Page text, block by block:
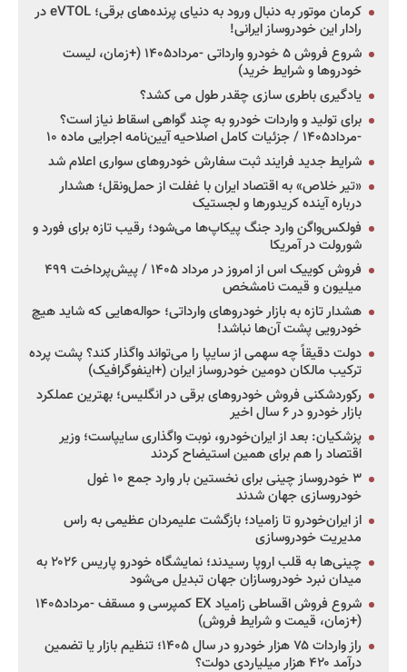
کرمان موتور به دنبال ورود به دنیای پرنده‌های برقی؛ eVTOL در
رادار این خودروساز ایرانی!
شروع فروش ۵ خودرو وارداتی -مرداد۱۴۰۵ (+زمان، لیست
خودروها و شرایط خرید)
یادگیری باطری سازی چقدر طول می کشد؟
برای تولید و واردات خودرو به چند گواهی اسقاط نیاز است؟
-مرداد۱۴۰۵ / جزئیات کامل اصلاحیه آیین‌نامه اجرایی ماده ۱۰
شرایط جدید فرایند ثبت سفارش خودروهای سواری اعلام شد
«تیر خلاص» به اقتصاد ایران با غفلت از حمل‌ونقل؛ هشدار
درباره آینده کریدورها و لجستیک
فولکس‌واگن وارد جنگ پیکاپ‌ها می‌شود؛ رقیب تازه برای فورد و
شورولت در آمریکا
فروش کوییک اس از امروز در مرداد ۱۴۰۵ / پیش‌پرداخت ۴۹۹
میلیون و قیمت نامشخص
هشدار تازه به بازار خودروهای وارداتی؛ حواله‌هایی که شاید هیچ
خودرویی پشت آن‌ها نباشد!
دولت دقیقاً چه سهمی از سایپا را می‌تواند واگذار کند؟ پشت پرده
ترکیب مالکان دومین خودروساز ایران (+اینفوگرافیک)
رکوردشکنی فروش خودروهای برقی در انگلیس؛ بهترین عملکرد
بازار خودرو در ۶ سال اخیر
پزشکیان: بعد از ایران‌خودرو، نوبت واگذاری سایپاست؛ وزیر
اقتصاد را هم برای همین استیضاح کردند
۳ خودروساز چینی برای نخستین بار وارد جمع ۱۰ غول
خودروسازی جهان شدند
از ایران‌خودرو تا زامیاد؛ بازگشت علیمردان عظیمی به راس
مدیریت خودروسازی
چینی‌ها به قلب اروپا رسیدند؛ نمایشگاه خودرو پاریس ۲۰۲۶ به
میدان نبرد خودروسازان جهان تبدیل می‌شود
شروع فروش اقساطی زامیاد EX کمپرسی و مسقف -مرداد۱۴۰۵
(+زمان، قیمت و شرایط فروش)
راز واردات ۷۵ هزار خودرو در سال ۱۴۰۵؛ تنظیم بازار یا تضمین
درآمد ۴۲۰ هزار میلیاردی دولت؟